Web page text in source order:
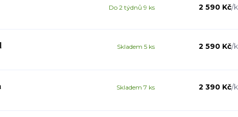
2 590 Kč/
Do 2 týdnů 9 ks
2 590 Kč/
Skladem 5 ks
2 390 Kč/
Skladem 7 ks